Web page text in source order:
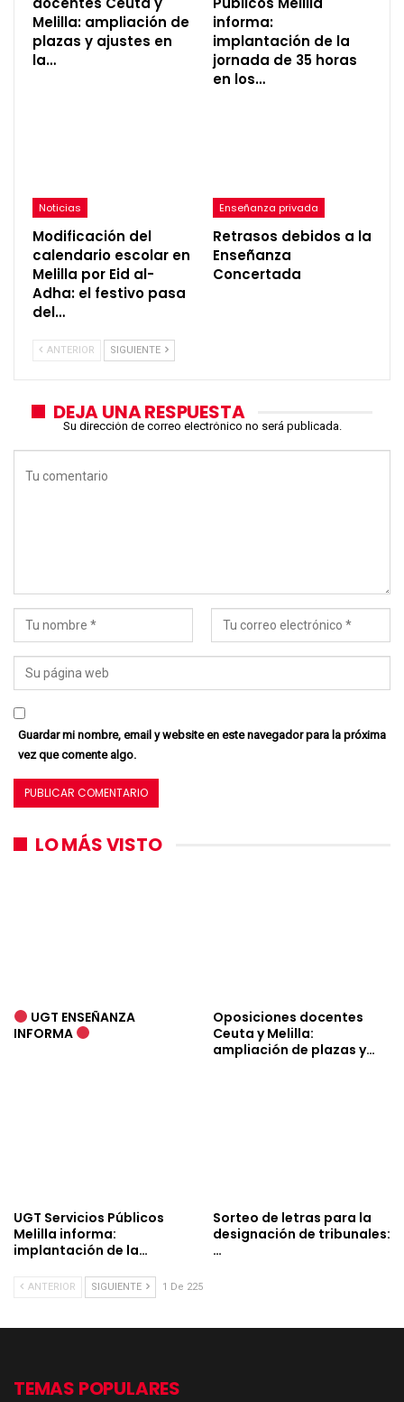
Melilla: ampliación de
plazas y ajustes en
la…
informa:
implantación de la
jornada de 35 horas
en los…
Noticias
Modificación del
calendario escolar en
Melilla por Eid al-
Adha: el festivo pasa
del…
Enseñanza privada
Retrasos debidos a la
Enseñanza
Concertada
ANTERIOR SIGUIENTE
DEJA UNA RESPUESTA
Su dirección de correo electrónico no será publicada.
Guardar mi nombre, email y website en este navegador para la próxima
vez que comente algo.
LO MÁS VISTO
UGT ENSEÑANZA
INFORMA
Oposiciones docentes
Ceuta y Melilla:
ampliación de plazas y…
UGT Servicios Públicos
Melilla informa:
implantación de la…
Sorteo de letras para la
designación de tribunales:
…
ANTERIOR SIGUIENTE 1 De 225
TEMAS POPULARES